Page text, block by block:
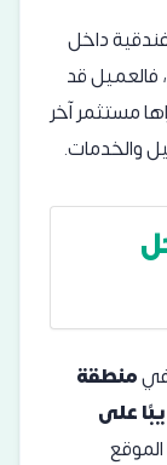
داخل
فالعميل قد
مستثمر آخر
والخدمات.
منطقة
على